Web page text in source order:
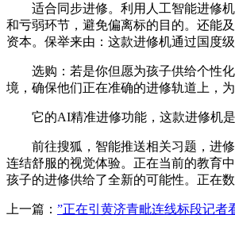
适合同步进修。利用人工智能进修机
和亏弱环节，避免偏离标的目的。还能
资本。保举来由：这款进修机通过国度
选购：若是你但愿为孩子供给个性化
境，确保他们正在准确的进修轨道上，
它的AI精准进修功能，这款进修机是
前往搜狐，智能推送相关习题，进修
连结舒服的视觉体验。正在当前的教育
孩子的进修供给了全新的可能性。正在
上一篇： ”正在引黄济青毗连线标段记者